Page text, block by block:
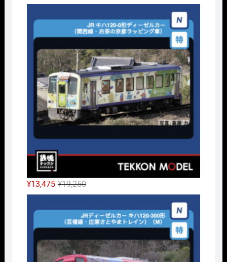
の
価
格
¥3,960
で
し
た。
在
の
価
は
¥2,772
で
す。
¥19,250元
の
価
格
¥19,250
で
¥13,475
現
在
の
価
は
¥13,475